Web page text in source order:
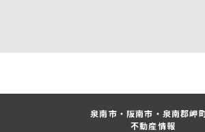
泉南市・阪南市・泉南郡岬
不動産情報